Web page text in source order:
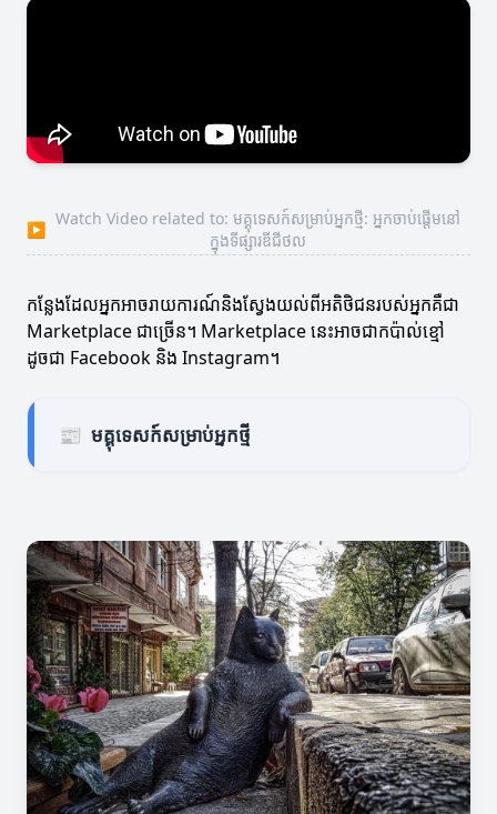
▶
Watch Video related to: មគ្គុទេសក៍សម្រាប់អ្នកថ្មី: អ្នកចាប់ផ្តើមនៅ
ក្នុងទីផ្សារឌីជីថល
កន្លែងដែលអ្នកអាចរាយការណ៍និងស្វែងយល់ពីអតិថិជនរបស់អ្នកគឺជា
Marketplace ជាច្រើន។ Marketplace នេះអាចជាកប៉ាល់ខ្មៅ
ដូចជា Facebook និង Instagram។
📰 មគ្គុទេសក៍សម្រាប់អ្នកថ្មី